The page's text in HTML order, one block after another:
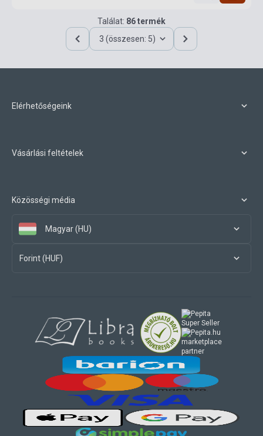
Találat: 86 termék
3 (összesen: 5)
Elérhetőségeink
Vásárlási feltételek
Közösségi média
Magyar (HU)
Forint (HUF)
marketplace
partner